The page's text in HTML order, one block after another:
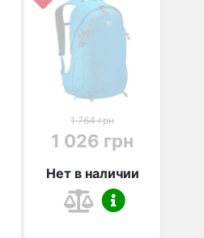
1 764 грн
1 026 грн
Нет в наличии